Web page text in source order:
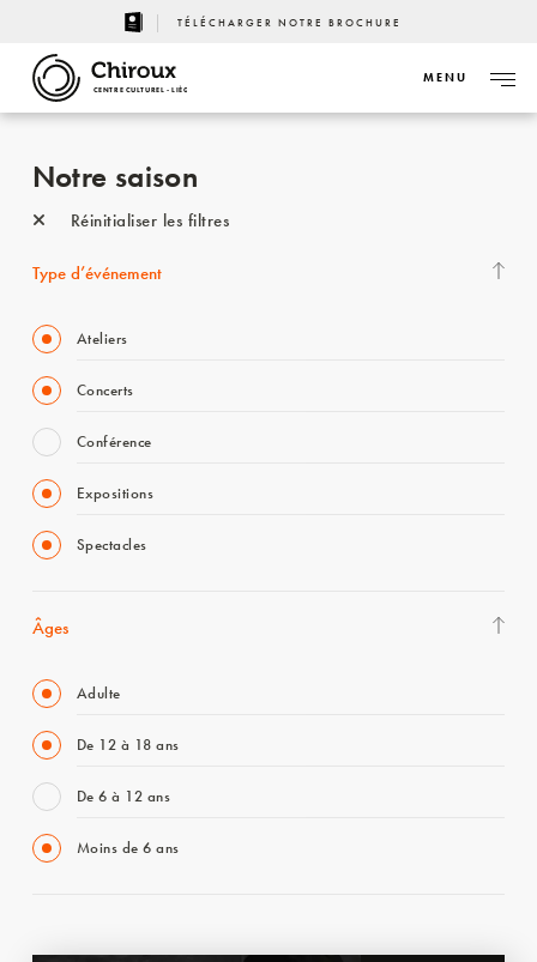
TÉLÉCHARGER NOTRE BROCHURE
CENTRE CULTUREL - LIÈGE
MENU
Notre saison
Réinitialiser les filtres
Type d’événement
Ateliers
Concerts
Conférence
Expositions
Spectacles
Âges
Adulte
De 12 à 18 ans
De 6 à 12 ans
Moins de 6 ans